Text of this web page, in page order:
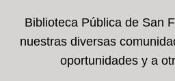
Biblioteca Pública de San
nuestras diversas
oportunidades y a